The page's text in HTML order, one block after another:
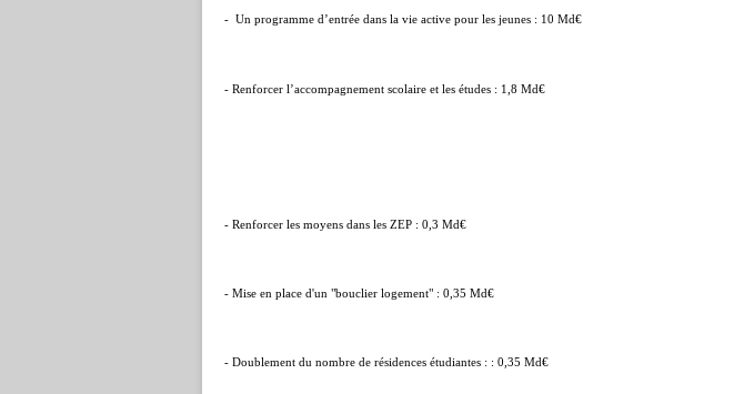
- Un programme d’entrée dans la vie active pour les jeunes : 10 Md€
- Renforcer l’accompagnement scolaire et les études : 1,8 Md€
- Renforcer les moyens dans les ZEP : 0,3 Md€
- Mise en place d'un "bouclier logement" : 0,35 Md€
- Doublement du nombre de résidences étudiantes : : 0,35 Md€